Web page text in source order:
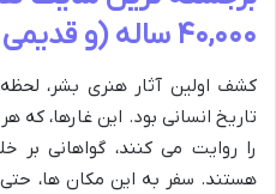
۴۰,۰۰۰ ساله (و قدیمی تر) در جهان
کشف اولین آثار هنری بشر،
تاریخ انسانی بود. این غارها،
را روایت می کنند، گواهانی
هستند. سفر به این مکان ها،